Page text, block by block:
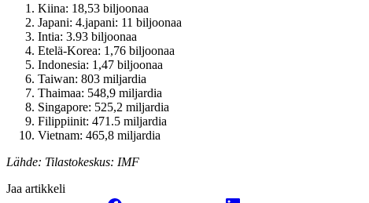
Kiina: 18,53 biljoonaa
Japani: 4.japani: 11 biljoonaa
Intia: 3.93 biljoonaa
Etelä-Korea: 1,76 biljoonaa
Indonesia: 1,47 biljoonaa
Taiwan: 803 miljardia
Thaimaa: 548,9 miljardia
Singapore: 525,2 miljardia
Filippiinit: 471.5 miljardia
Vietnam: 465,8 miljardia
Lähde: Tilastokeskus: IMF
Jaa artikkeli